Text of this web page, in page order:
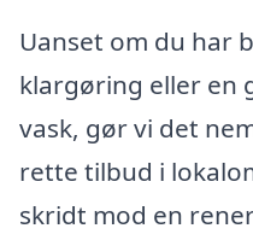
Uanset om du har
klargøring eller en
vask, gør vi det
rette tilbud i
skridt mod en